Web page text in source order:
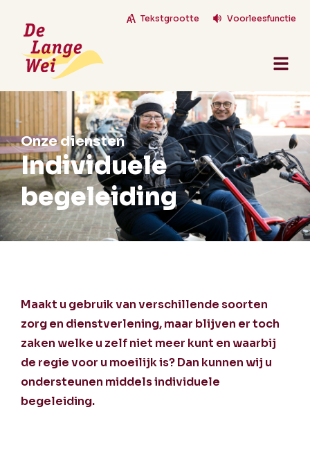
Tekstgrootte Voorleesfunctie
Onze diensten
Individuele
begeleiding
Maakt u gebruik van verschillende soorten
zorg en dienstverlening, maar blijven er toch
zaken welke u zelf niet meer kunt en waarbij
de regie voor u moeilijk is? Dan kunnen wij u
ondersteunen middels individuele
begeleiding.